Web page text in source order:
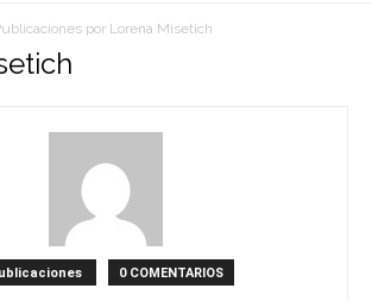
Historia
por Lorena Misetich
0 COMENTARIOS